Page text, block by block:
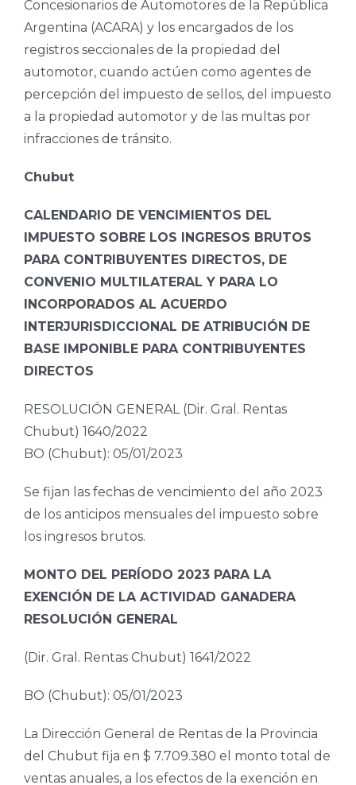
Concesionarios de Automotores de la República
Argentina (ACARA) y los encargados de los
registros seccionales de la propiedad del
automotor, cuando actúen como agentes de
percepción del impuesto de sellos, del impuesto
a la propiedad automotor y de las multas por
infracciones de tránsito.
Chubut
CALENDARIO DE VENCIMIENTOS DEL
IMPUESTO SOBRE LOS INGRESOS BRUTOS
PARA CONTRIBUYENTES DIRECTOS, DE
CONVENIO MULTILATERAL Y PARA LO
INCORPORADOS AL ACUERDO
INTERJURISDICCIONAL DE ATRIBUCIÓN DE
BASE IMPONIBLE PARA CONTRIBUYENTES
DIRECTOS
RESOLUCIÓN GENERAL (Dir. Gral. Rentas
Chubut) 1640/2022
BO (Chubut): 05/01/2023
Se fijan las fechas de vencimiento del año 2023
de los anticipos mensuales del impuesto sobre
los ingresos brutos.
MONTO DEL PERÍODO 2023 PARA LA
EXENCIÓN DE LA ACTIVIDAD GANADERA
RESOLUCIÓN GENERAL
(Dir. Gral. Rentas Chubut) 1641/2022
BO (Chubut): 05/01/2023
La Dirección General de Rentas de la Provincia
del Chubut fija en $ 7.709.380 el monto total de
ventas anuales, a los efectos de la exención en